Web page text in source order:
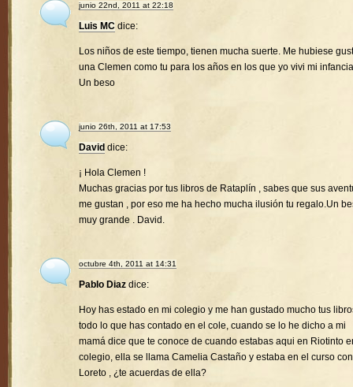
junio 22nd, 2011 at 22:18
Luis MC dice:
Los niños de este tiempo, tienen mucha suerte. Me hubiese
una Clemen como tu para los años en los que yo vivi mi
Un beso
junio 26th, 2011 at 17:53
David dice:
¡ Hola Clemen !
Muchas gracias por tus libros de Rataplín , sabes que sus
me gustan , por eso me ha hecho mucha ilusión tu regalo.Un
muy grande . David.
octubre 4th, 2011 at 14:31
Pablo Diaz dice:
Hoy has estado en mi colegio y me han gustado mucho tus
todo lo que has contado en el cole, cuando se lo he dicho a mi
mamá dice que te conoce de cuando estabas aqui en Riotinto
colegio, ella se llama Camelia Castaño y estaba en el curso con
Loreto , ¿te acuerdas de ella?